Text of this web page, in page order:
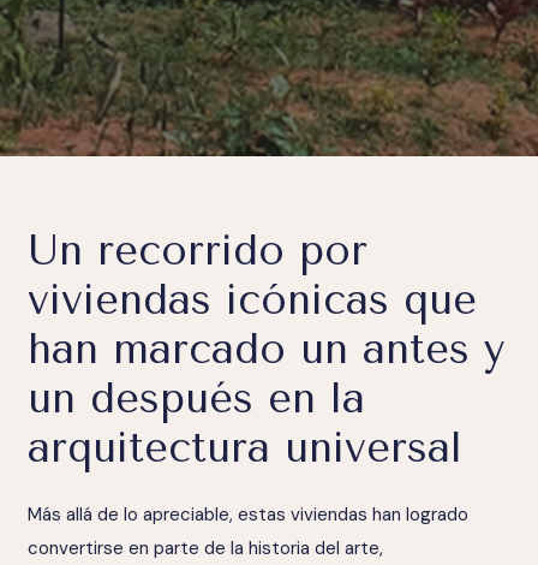
Un recorrido por
viviendas icónicas que
han marcado un antes y
un después en la
arquitectura universal
Más allá de lo apreciable, estas viviendas han logrado
convertirse en parte de la historia del arte,